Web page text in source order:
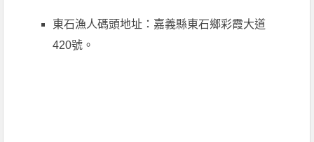
東石漁人碼頭地址：嘉義縣東石鄉彩霞大道
420號。